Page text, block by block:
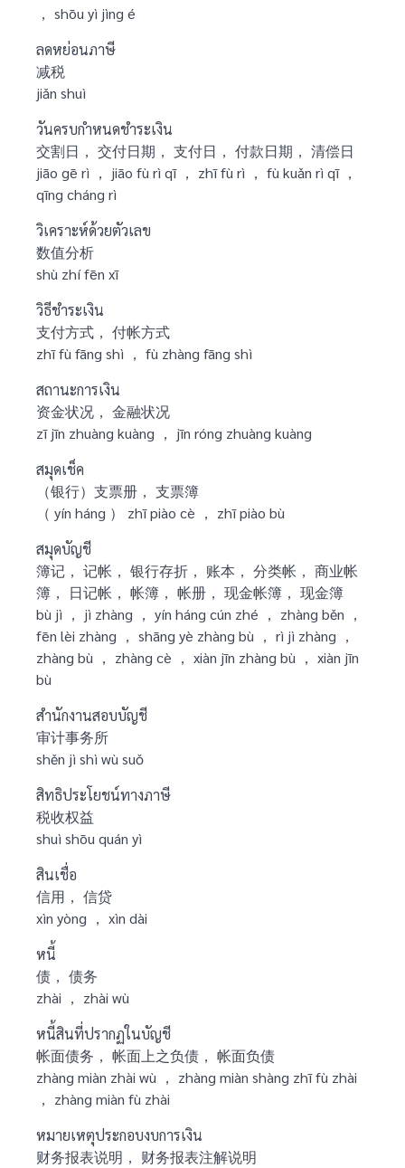
， shōu yì jìng é
ลดหย่อนภาษี
减税
jiǎn shuì
วันครบกำหนดชำระเงิน
交割日， 交付日期， 支付日， 付款日期， 清偿日
jiāo gē rì ， jiāo fù rì qī ， zhī fù rì ， fù kuǎn rì qī ，
qīng cháng rì
วิเคราะห์ด้วยตัวเลข
数值分析
shù zhí fēn xī
วิธีชำระเงิน
支付方式， 付帐方式
zhī fù fāng shì ， fù zhàng fāng shì
สถานะการเงิน
资金状况， 金融状况
zī jīn zhuàng kuàng ， jīn róng zhuàng kuàng
สมุดเช็ค
（银行）支票册， 支票簿
（ yín háng ） zhī piào cè ， zhī piào bù
สมุดบัญชี
簿记， 记帐， 银行存折， 账本， 分类帐， 商业帐
簿， 日记帐， 帐簿， 帐册， 现金帐簿， 现金簿
bù jì ， jì zhàng ， yín háng cún zhé ， zhàng běn ，
fēn lèi zhàng ， shāng yè zhàng bù ， rì jì zhàng ，
zhàng bù ， zhàng cè ， xiàn jīn zhàng bù ， xiàn jīn
bù
สำนักงานสอบบัญชี
审计事务所
shěn jì shì wù suǒ
สิทธิประโยชน์ทางภาษี
税收权益
shuì shōu quán yì
สินเชื่อ
信用， 信贷
xìn yòng ， xìn dài
หนี้
债， 债务
zhài ， zhài wù
หนี้สินที่ปรากฏในบัญชี
帐面债务， 帐面上之负债， 帐面负债
zhàng miàn zhài wù ， zhàng miàn shàng zhī fù zhài
， zhàng miàn fù zhài
หมายเหตุประกอบงบการเงิน
财务报表说明， 财务报表注解说明